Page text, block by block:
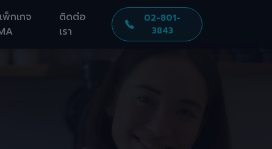
พ็กเกจ
ติดต่อ
เรา
02-801-
3843